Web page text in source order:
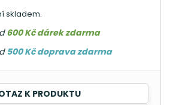
skladem.
600 Kč dárek zdarma
500 Kč doprava zdarma
K PRODUKTU